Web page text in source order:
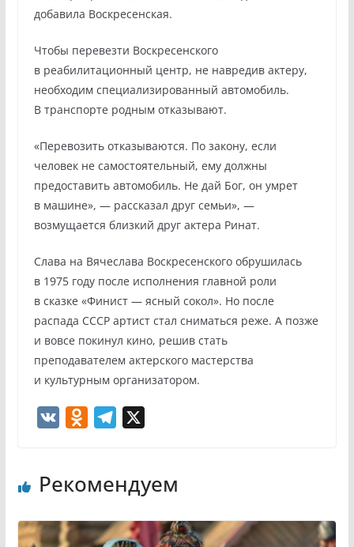
добавила Воскресенская.
Чтобы перевезти Воскресенского
в реабилитационный центр, не навредив актеру,
необходим специализированный автомобиль.
В транспорте родным отказывают.
«Перевозить отказываются. По закону, если
человек не самостоятельный, ему должны
предоставить автомобиль. Не дай Бог, он умрет
в машине», — рассказал друг семьи», —
возмущается близкий друг актера Ринат.
Слава на Вячеслава Воскресенского обрушилась
в 1975 году после исполнения главной роли
в сказке «Финист — ясный сокол». Но после
распада СССР артист стал сниматься реже. А позже
и вовсе покинул кино, решив стать
преподавателем актерского мастерства
и культурным организатором.
o
l
e
r
Рекомендуем